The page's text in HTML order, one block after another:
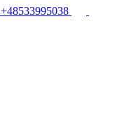
+48533995038